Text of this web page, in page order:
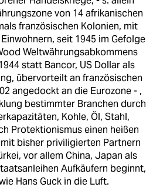
von 14 afrikanischen
französischen Kolonien, mit
seit 1945 im Gefolge
Weltwährungsabkommens
statt Bancor, US Dollar als
übervorteilt an französischen
angedockt an die Eurozone - ,
bestimmter Branchen durch
Kohle, Öl, Stahl,
Protektionismus einen heißen
bisher priviligierten Partnern
vor allem China, Japan als
Aufkäufern beginnt,
Hans Guck in die Luft.